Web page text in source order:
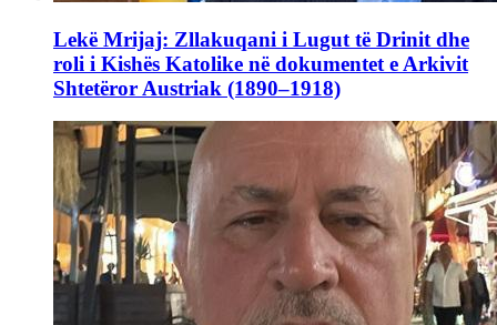
Lekë Mrijaj: Zllakuqani i Lugut të Drinit dhe
roli i Kishës Katolike në dokumentet e Arkivit
Shtetëror Austriak (1890–1918)